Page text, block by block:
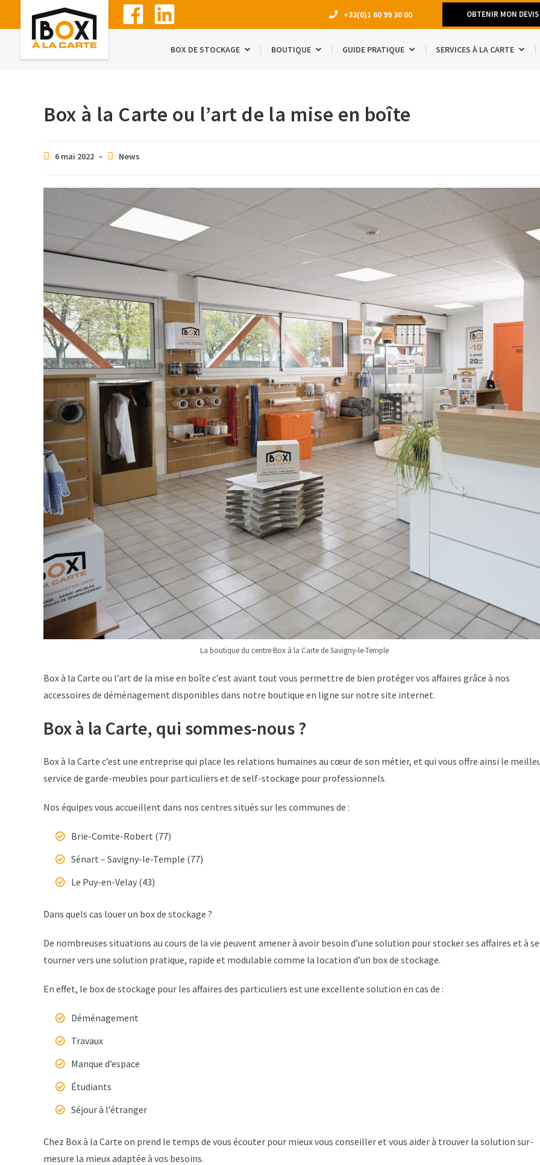
+33(0)1 60 99 30 00 OBTENIR MON
BOX DE STOCKAGE BOUTIQUE GUIDE PRATIQUE SERVICES À LA CARTE
Box à la Carte ou l’art de la mise en boîte
6 mai 2022 News
La boutique du centre Box à la Carte de Savigny-le-Temple
Box à la Carte ou l’art de la mise en boîte c’est avant tout vous permettre de bien protéger vos affaires grâce à nos
accessoires de déménagement disponibles dans notre boutique en ligne sur notre site internet.
Box à la Carte, qui sommes-nous ?
Box à la Carte c’est une entreprise qui place les relations humaines au cœur de son métier, et qui vous offre ainsi le
service de garde-meubles pour particuliers et de self-stockage pour professionnels.
Nos équipes vous accueillent dans nos centres situés sur les communes de :
Brie-Comte-Robert (77)
Sénart – Savigny-le-Temple (77)
Le Puy-en-Velay (43)
Dans quels cas louer un box de stockage ?
De nombreuses situations au cours de la vie peuvent amener à avoir besoin d’une solution pour stocker ses affaires et à se
tourner vers une solution pratique, rapide et modulable comme la location d’un box de stockage.
En effet, le box de stockage pour les affaires des particuliers est une excellente solution en cas de :
Déménagement
Travaux
Manque d’espace
Étudiants
Séjour à l’étranger
Chez Box à la Carte on prend le temps de vous écouter pour mieux vous conseiller et vous aider à trouver la solution sur-
mesure la mieux adaptée à vos besoins.